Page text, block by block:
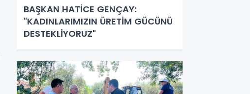
BAŞKAN HATİCE GENÇAY:
"KADINLARIMIZIN ÜRETİM GÜCÜNÜ
DESTEKLİYORUZ"